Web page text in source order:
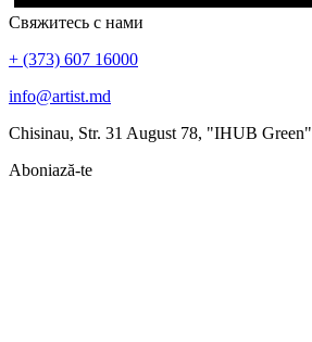
Свяжитесь с нами
+ (373) 607 16000
info@artist.md
Chisinau, Str. 31 August 78, "IHUB Green"
Aboniază-te